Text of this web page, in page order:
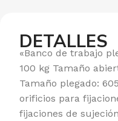
DETALLES
«Banco de trabajo
100 kg Tamaño
Tamaño plegado:
orificios para
fijaciones de